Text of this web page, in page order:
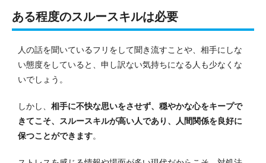
ある程度のスルースキルは必要
人の話を聞いているフリをして聞き流すことや、相手にしな
い態度をしていると、申し訳ない気持ちになる人も少なくな
いでしょう。
しかし、 相手に不快な思いをさせず、穏やかな心をキープで
きてこそ、スルースキルが高い人であり、人間関係を良好に
保つことができます。